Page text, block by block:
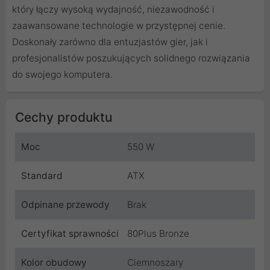
który łączy wysoką wydajność, niezawodność i
zaawansowane technologie w przystępnej cenie.
Doskonały zarówno dla entuzjastów gier, jak i
profesjonalistów poszukujących solidnego rozwiązania
do swojego komputera.
Cechy produktu
Moc 550 W
Standard ATX
Odpinane przewody Brak
Certyfikat sprawności 80Plus Bronze
Kolor obudowy Ciemnoszary